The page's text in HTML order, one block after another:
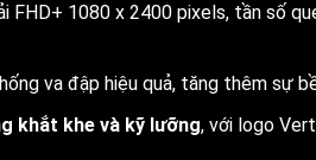
FHD+ 1080 x 2400 pixels, tần số
va đập hiệu quả, tăng thêm sự
khắt khe và kỹ lưỡng, với logo